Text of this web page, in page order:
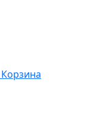
Корзина